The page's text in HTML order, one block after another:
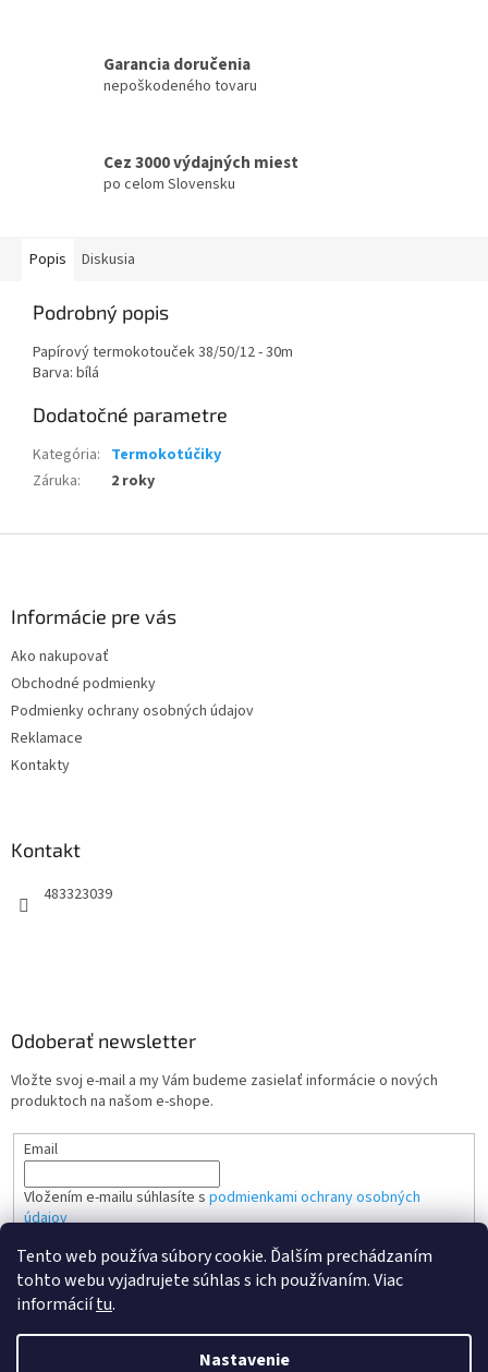
Tento web používa súbory cookie. Ďalším prechádzaním
tohto webu vyjadrujete súhlas s ich používaním. Viac
informáciítu.
Nastavenie
Garancia doručenia
nepoškodeného tovaru
Cez 3000 výdajných miest
po celom Slovensku
Popis Diskusia
Podrobný popis
Papírový termokotouček 38/50/12 - 30m
Barva: bílá
Dodatočné parametre
Kategória: Termokotúčiky
Záruka: 2 roky
Informácie pre vás
Ako nakupovať
Obchodné podmienky
Podmienky ochrany osobných údajov
Reklamace
Kontakty
Kontakt
483323039
Odoberať newsletter
Vložte svoj e-mail a my Vám budeme zasielať informácie o nových
produktoch na našom e-shope.
Email
Vložením e-mailu súhlasíte s podmienkami ochrany osobných
údajov
PRIHLÁSIŤ SA
Vytvoril Shoptet